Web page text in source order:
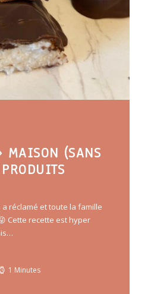
MAISON (SANS
a réclamé et toute la famille
Cette recette est hyper
1 Minutes